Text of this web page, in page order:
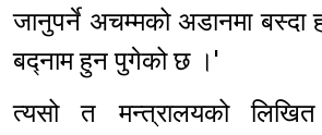
जानुपर्ने अचम्मको अडानमा बस्दा
बद्नाम हुन पुगेको छ ।'
त्यसो त मन्त्रालयको